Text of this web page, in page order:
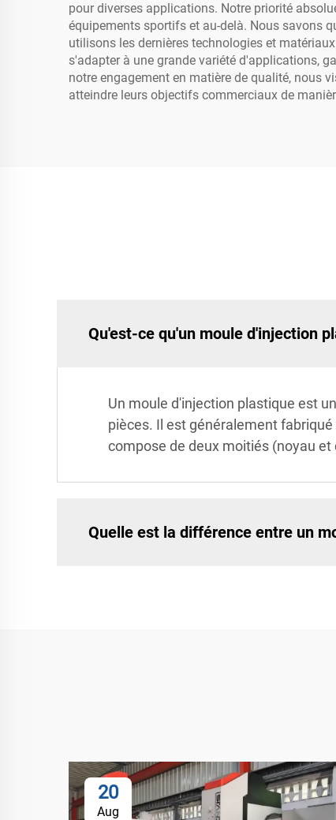
pour diverses applications. Notre priorité
équipements sportifs et au-delà. Nous savons
utilisons les dernières technologies et
s'adapter à une grande variété d'applications,
notre engagement en matière de qualité, nous
atteindre leurs objectifs commerciaux de
Qu'est-ce qu'un moule d'injection
Un moule d'injection plastique est
pièces. Il est généralement
compose de deux moitiés (noyau
Quelle est la différence entre un
20
Aug